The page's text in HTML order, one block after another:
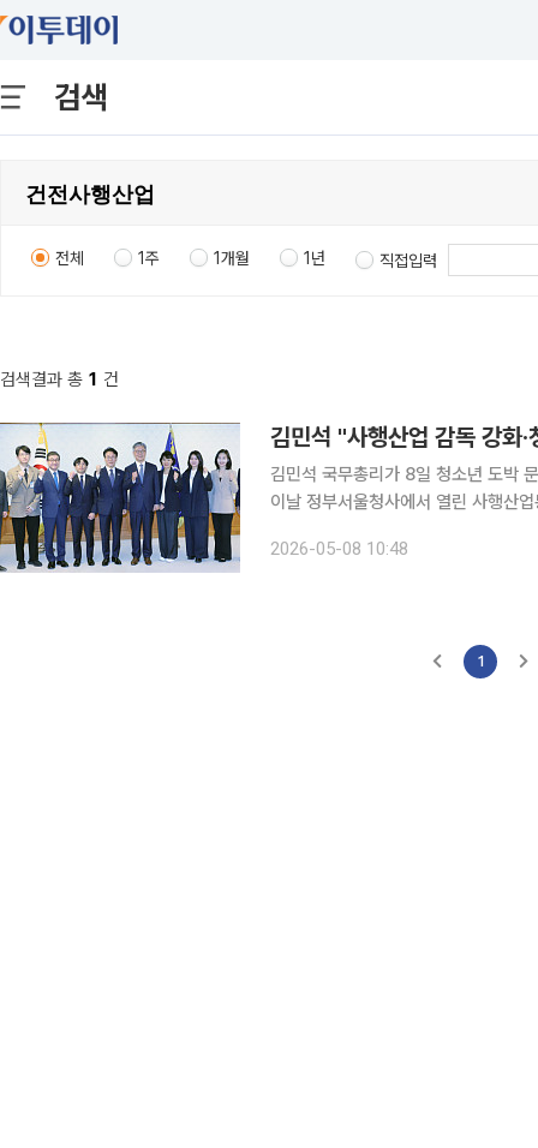
검색
전체 1주 1개월 1년 직접입력
검색결과 총 1 건
김민석 "사행산업 감독 강화
김민석 국무총리가 8일 청소년 도박 문제
이날 정부서울청사에서 열린 사행산
"건전한 사행산업 환경을 바탕으로
2026-05-08 10:48
1